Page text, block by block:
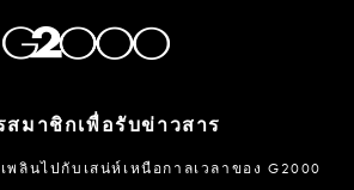
สมาชิกเพื่อรับข่าวสาร
พลินไปกับเสน่ห์เหนือกาลเวลาของ G2000